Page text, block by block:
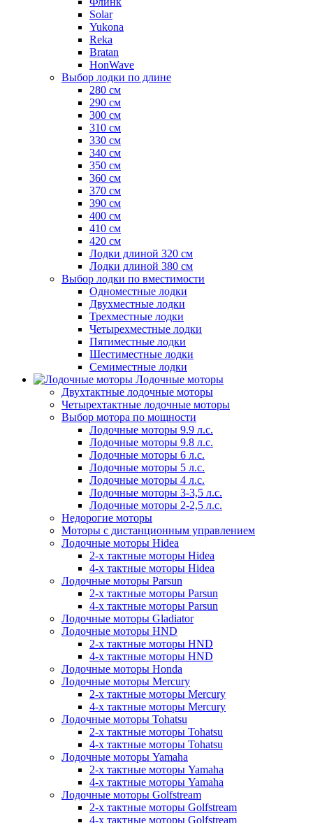
Solar
Yukona
Reka
Bratan
HonWave
Выбор лодки по длине
280 см
290 см
300 см
310 см
330 см
340 см
350 см
360 см
370 см
390 см
400 см
410 см
420 см
Лодки длиной 320 см
Лодки длиной 380 см
Выбор лодки по вместимости
Одноместные лодки
Двухместные лодки
Трехместные лодки
Четырехместные лодки
Пятиместные лодки
Шестиместные лодки
Семиместные лодки
Лодочные моторы
Двухтактные лодочные моторы
Четырехтактные лодочные моторы
Выбор мотора по мощности
Лодочные моторы 9.9 л.с.
Лодочные моторы 9.8 л.с.
Лодочные моторы 6 л.с.
Лодочные моторы 5 л.с.
Лодочные моторы 4 л.с.
Лодочные моторы 3-3,5 л.с.
Лодочные моторы 2-2,5 л.с.
Недорогие моторы
Моторы с дистанционным управлением
Лодочные моторы Hidea
2-х тактные моторы Hidea
4-х тактные моторы Hidea
Лодочные моторы Parsun
2-х тактные моторы Parsun
4-х тактные моторы Parsun
Лодочные моторы Gladiator
Лодочные моторы HND
2-х тактные моторы HND
4-х тактные моторы HND
Лодочные моторы Honda
Лодочные моторы Mercury
2-х тактные моторы Mercury
4-х тактные моторы Mercury
Лодочные моторы Tohatsu
2-х тактные моторы Tohatsu
4-х тактные моторы Tohatsu
Лодочные моторы Yamaha
2-х тактные моторы Yamaha
4-х тактные моторы Yamaha
Лодочные моторы Golfstream
2-х тактные моторы Golfstream
4-х тактные моторы Golfstream